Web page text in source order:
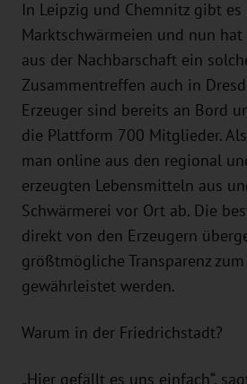
In Leipzig und Chemnitz gibt es
Marktschwärmeien und nun
aus der Nachbarschaft ein
Zusammentreffen auch in
Erzeuger sind bereits an Bord
die Plattform 700 Mitglieder.
man online aus den regional
erzeugten Lebensmitteln aus
Schwärmerei vor Ort ab. Die
direkt von den Erzeugern
größtmögliche Transparenz
gewährleistet werden.
Warum in der Friedrichstadt?
„Hier gefällt es uns einfach“,